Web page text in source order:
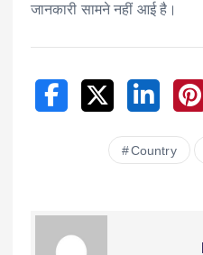
जानकारी सामने नहीं आई है।
Country